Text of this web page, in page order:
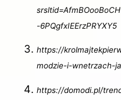
-6PQgfxIEErzPRYXY5
https://
modzie-i-wnetrzach-
https://domodi.pl/